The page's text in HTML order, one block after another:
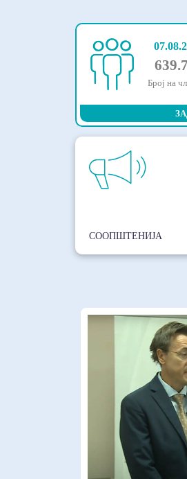
Број на
СООПШТЕНИЈА